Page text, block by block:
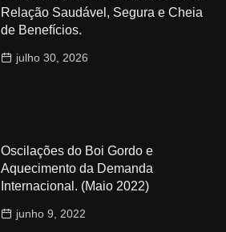
Relação Saudável, Segura e Cheia
de Benefícios.
julho 30, 2026
Oscilações do Boi Gordo e
Aquecimento da Demanda
Internacional. (Maio 2022)
junho 9, 2022